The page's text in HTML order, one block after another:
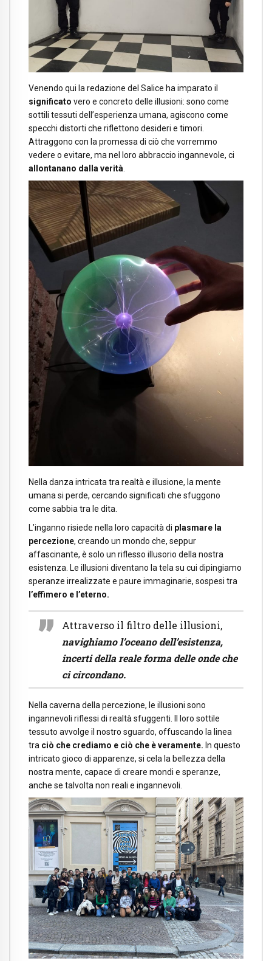
Venendo qui la redazione del Salice ha imparato il
significato vero e concreto delle illusioni: sono come
sottili tessuti dell’esperienza umana, agiscono come
specchi distorti che riflettono desideri e timori.
Attraggono con la promessa di ciò che vorremmo
vedere o evitare, ma nel loro abbraccio ingannevole, ci
allontanano dalla verità
Nella danza intricata tra realtà e illusione, la mente
umana si perde, cercando significati che sfuggono
come sabbia tra le dita.
L’inganno risiede nella loro capacità di plasmare la
percezione, creando un mondo che, seppur
affascinante, è solo un riflesso illusorio della nostra
esistenza. Le illusioni diventano la tela su cui dipingiamo
speranze irrealizzate e paure immaginarie, sospesi tra
l’effimero e l’eterno.
Attraverso il filtro delle illusioni,
navighiamol’oceano dell’esistenza,
incerti della reale forma delle onde che
ci circondano.
Nella caverna della percezione, le illusioni sono
ingannevoli riflessi di realtà sfuggenti. Il loro sottile
tessuto avvolge il nostro sguardo, offuscando la linea
tra ciò che crediamo e ciò che è veramente. In questo
intricato gioco di apparenze, si cela la bellezza della
nostra mente, capace di creare mondi e speranze,
anche se talvolta non reali e ingannevoli.